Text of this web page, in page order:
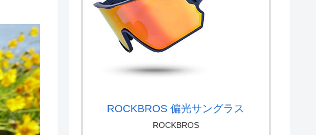
ROCKBROS 偏光サングラス
ROCKBROS